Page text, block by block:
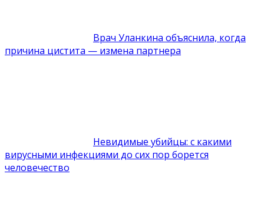
Врач Уланкина объяснила, когда
причина цистита — измена партнера
Невидимые убийцы: с какими
вирусными инфекциями до сих пор борется
человечество